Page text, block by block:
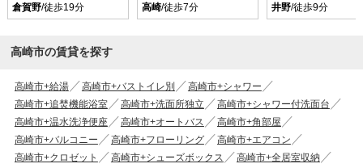
倉賀野/徒歩19分
高崎/徒歩7分
井野/徒歩9分
高崎市の賃貸を探す
高崎市+給湯 高崎市+バストイレ別
高崎市+シャワー
高崎市+追焚機能浴室
高崎市+洗面所独立
高崎市+シャワー付洗面台
高崎市+温水洗浄便座
高崎市+オートバス
高崎市+角部屋
高崎市+バルコニー
高崎市+フローリング
高崎市+エアコン
高崎市+クロゼット
高崎市+シューズボックス
高崎市+全居室収納